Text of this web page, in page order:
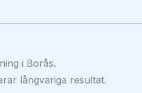
i Borås.
långvariga resultat.